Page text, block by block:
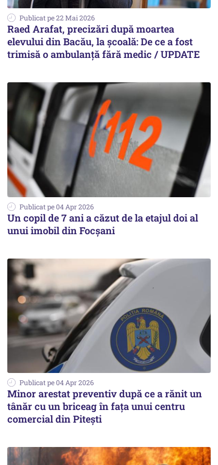
Publicat pe 22 Mai 2026
Raed Arafat, precizări după moartea
elevului din Bacău, la școală: De ce a fost
trimisă o ambulanță fără medic / UPDATE
Publicat pe 04 Apr 2026
Un copil de 7 ani a căzut de la etajul doi al
unui imobil din Focșani
Publicat pe 04 Apr 2026
Minor arestat preventiv după ce a rănit un
tânăr cu un briceag în fața unui centru
comercial din Pitești